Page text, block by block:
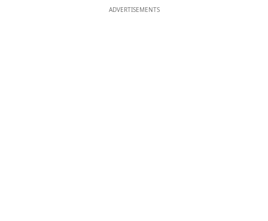
ADVERTISEMENTS